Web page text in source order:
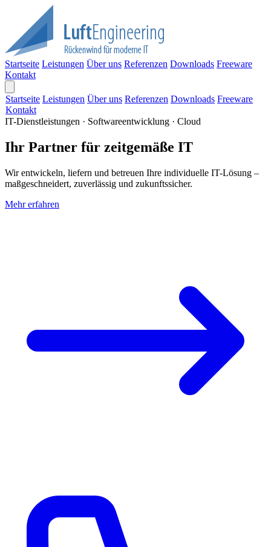
Startseite Leistungen Über uns Referenzen Downloads Freeware
Kontakt
Startseite Leistungen Über uns Referenzen Downloads Freeware
Kontakt
IT-Dienstleistungen · Softwareentwicklung · Cloud
Ihr Partner für zeitgemäße IT
Wir entwickeln, liefern und betreuen Ihre individuelle IT-Lösung –
maßgeschneidert, zuverlässig und zukunftssicher.
Mehr erfahren